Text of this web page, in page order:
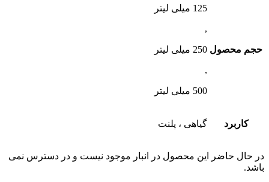
حجم محصول
125 میلی لیتر
,
250 میلی لیتر
,
500 میلی لیتر
کاربرد گیاهی ، پلنت
در حال حاضر این محصول در انبار موجود نیست و در دسترس نمی
باشد.